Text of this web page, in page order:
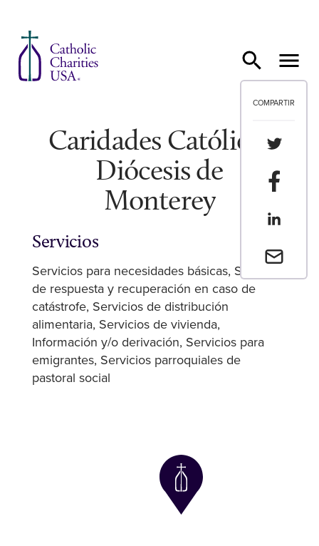
COMPARTIR
Envia un
Caridades Católicas
Diócesis de
Monterey
Servicios
Servicios para necesidades básicas Servicios
de respuesta y recuperación en caso de
catástrofe Servicios de distribución
alimentaria Servicios de vivienda
Información y/o derivación Servicios para
emigrantes Servicios parroquiales de
pastoral social